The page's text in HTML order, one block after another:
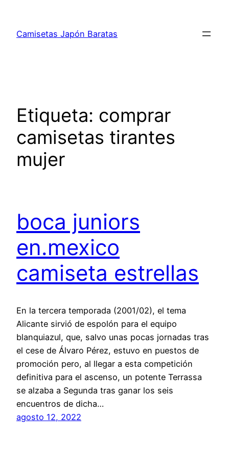
contenido
Camisetas Japón Baratas
Etiqueta: comprar
camisetas tirantes
mujer
boca juniors
en.mexico
camiseta estrellas
En la tercera temporada (2001/02), el tema
Alicante sirvió de espolón para el equipo
blanquiazul, que, salvo unas pocas jornadas tras
el cese de Álvaro Pérez, estuvo en puestos de
promoción pero, al llegar a esta competición
definitiva para el ascenso, un potente Terrassa
se alzaba a Segunda tras ganar los seis
encuentros de dicha…
agosto 12, 2022